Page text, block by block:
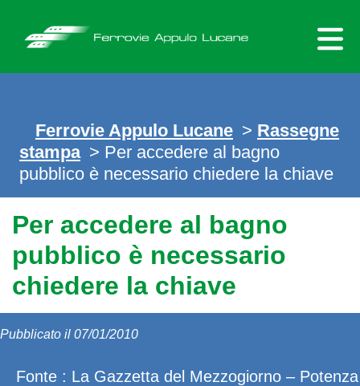
content
Ferrovie Appulo Lucane > Rassegne
stampa > Per accedere al bagno
pubblico è necessario chiedere la chiave
Per accedere al bagno
pubblico è necessario
chiedere la chiave
Pubblicato il 07/01/2010
Fonte : La Gazzetta del Mezzogiorno – Potenza